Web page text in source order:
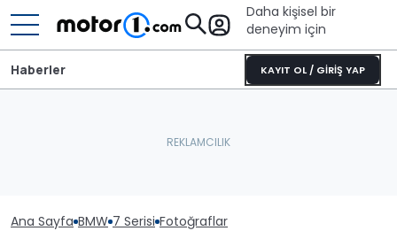
Daha kişisel bir
deneyim için
KAYIT OL / GİRİŞ YAP
Haberler
Ana Sayfa BMW 7 Serisi Fotoğraflar